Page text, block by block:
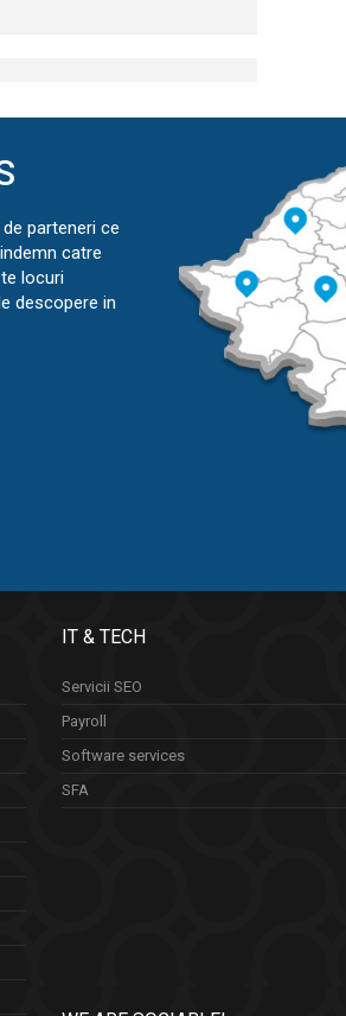
parteneri ce
catre
locuri
descopere in
IT & TECH
Servicii SEO
Payroll
Software services
SFA